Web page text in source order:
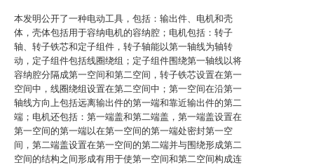
本发明公开了一种电动工具，包括：输出件、电机和壳
体，壳体包括用于容纳电机的容纳腔；电机包括：转子
轴、转子铁芯和定子组件，转子轴能以第一轴线为轴转
动，定子组件包括线圈绕组；定子组件围绕第一轴线以将
容纳腔分隔成第一空间和第二空间，转子铁芯设置在第一
空间中，线圈绕组设置在第二空间中；第一空间在沿第一
轴线方向上包括远离输出件的第一端和靠近输出件的第二
端；电机还包括：第一端盖和第二端盖，第一端盖设置在
第一空间的第一端以在第一空间的第一端处密封第一空
间，第二端盖设置在第一空间的第二端并与围绕形成第二
空间的结构之间形成有用于使第一空间和第二空间构成连